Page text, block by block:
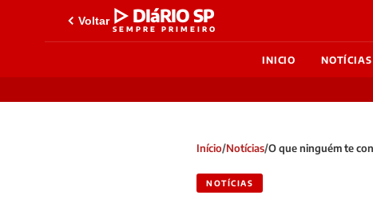
Voltar ▷ DIáRIO SP
SEMPRE PRIMEIRO
INICIO NOTÍCIAS
Início/Notícias/O que ninguém te
NOTÍCIAS